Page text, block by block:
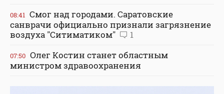
08:41 Смог над городами. Саратовские
санврачи официально признали загрязнение
воздуха "Ситиматиком"
1
07:50 Олег Костин станет областным
министром здравоохранения